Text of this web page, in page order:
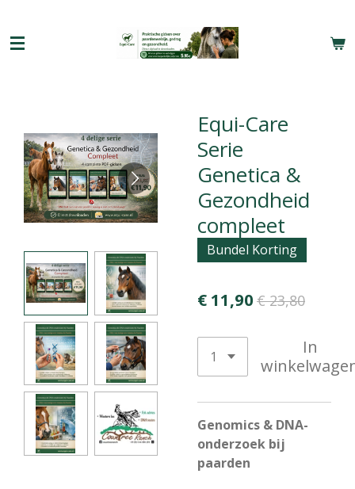
direct
naar
Equi-Care
Serie
Genetica &
Gezondheid
compleet
Bundel Korting
€ 11,90 € 23,80
In
Genomics & DNA-
onderzoek bij
paarden